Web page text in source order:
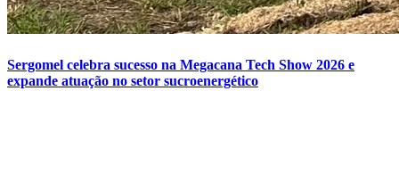
Sergomel celebra sucesso na Megacana Tech Show 2026 e
expande atuação no setor sucroenergético